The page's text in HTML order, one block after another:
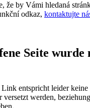
že by Vámi hledaná
odkaz, kontaktujte
Seite wurde
entspricht leider keine
versetzt werden,